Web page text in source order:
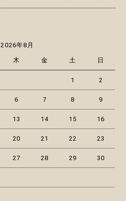
2026年8月
木 金 土 日
1 2
6 7 8 9
13 14 15 16
20 21 22 23
27 28 29 30